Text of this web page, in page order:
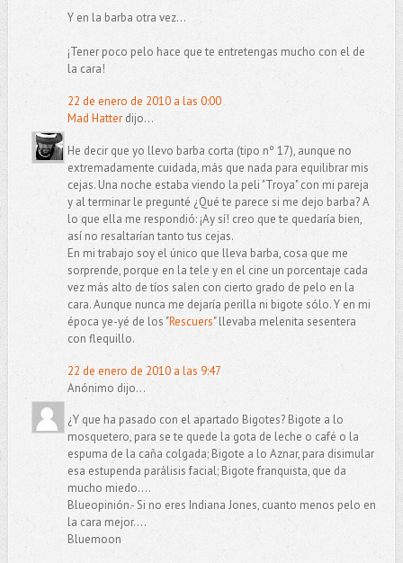
Y en la barba otra vez...
¡Tener poco pelo hace que te entretengas mucho con el de
la cara!
22 de enero de 2010 a las 0:00
Mad Hatterdijo...
He decir que yo llevo barba corta (tipo nº 17), aunque no
extremadamente cuidada, más que nada para equilibrar mis
cejas. Una noche estaba viendo la peli "Troya" con mi pareja
y al terminar le pregunté ¿Qué te parece si me dejo barba? A
lo que ella me respondió: ¡Ay sí! creo que te quedaría bien,
así no resaltarían tanto tus cejas.
En mi trabajo soy el único que lleva barba, cosa que me
sorprende, porque en la tele y en el cine un porcentaje cada
vez más alto de tíos salen con cierto grado de pelo en la
cara. Aunque nunca me dejaría perilla ni bigote sólo. Y en mi
época ye-yé de los "Rescuers" llevaba melenita sesentera
con flequillo.
22 de enero de 2010 a las 9:47
Anónimo dijo...
¿Y que ha pasado con el apartado Bigotes? Bigote a lo
mosquetero, para se te quede la gota de leche o café o la
espuma de la caña colgada; Bigote a lo Aznar, para disimular
esa estupenda parálisis facial; Bigote franquista, que da
mucho miedo....
Blueopinión.- Si no eres Indiana Jones, cuanto menos pelo en
la cara mejor....
Bluemoon